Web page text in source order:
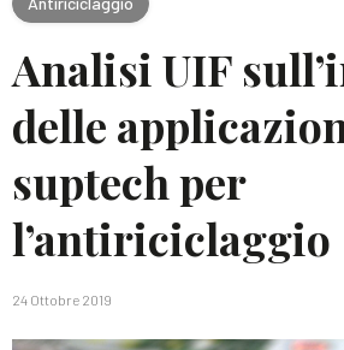
Analisi UIF
delle
suptech per
l’antiriciclaggio
24 Ottobre 2019